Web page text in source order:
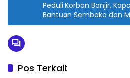
p
p
Peduli Korban Banjir,
Bantuan Sembako dan
Pos Terkait